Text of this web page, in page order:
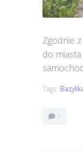
Zgodnie
do
Tags:
1